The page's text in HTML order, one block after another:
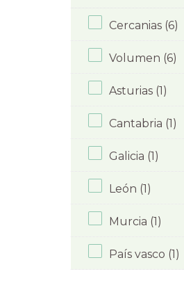
Cercanias (6)
Volumen (6)
Asturias (1)
Cantabria (1)
Galicia (1)
León (1)
Murcia (1)
País vasco (1)